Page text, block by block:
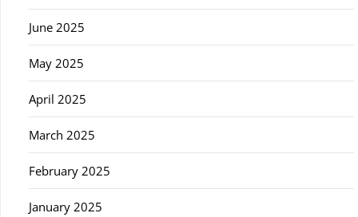
June 2025
May 2025
April 2025
March 2025
February 2025
January 2025